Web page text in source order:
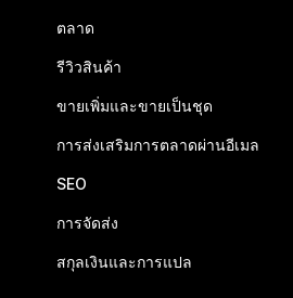
ตลาด
รีวิวสินค้า
ขายเพิ่มและขายเป็นชุด
การส่งเสริมการตลาดผ่านอีเมล
SEO
การจัดส่ง
สกุลเงินและการแปล